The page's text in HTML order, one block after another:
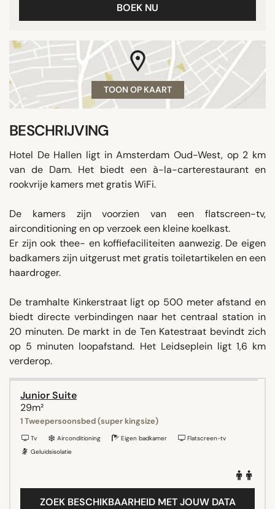
BOEK NU
TOON OP KAART
BESCHRIJVING
Hotel De Hallen ligt in Amsterdam Oud-West, op 2 km
van de Dam. Het biedt een à-la-carterestaurant en
rookvrije kamers met gratis WiFi.
De kamers zijn voorzien van een flatscreen-tv,
airconditioning en op verzoek een kleine koelkast.
Er zijn ook thee- en koffiefaciliteiten aanwezig. De eigen
badkamers zijn uitgerust met gratis toiletartikelen en een
haardroger.
De tramhalte Kinkerstraat ligt op 500 meter afstand en
biedt directe verbindingen naar het centraal station in
20 minuten. De markt in de Ten Katestraat bevindt zich
op 5 minuten loopafstand. Het Leidseplein ligt 1,6 km
verderop.
Junior Suite
29m²
1 Tweepersoonsbed (super kingsize)
Tv Airconditioning Eigen badkamer
Flatscreen-tv
Geluidsisolatie
ZOEK BESCHIKBAARHEID MET JOUW DATA